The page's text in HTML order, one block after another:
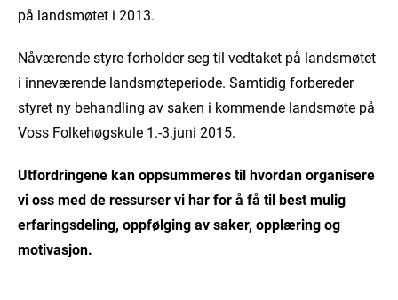
på landsmøtet i 2013.
Nåværende styre forholder seg til vedtaket på landsmøtet
i inneværende landsmøteperiode. Samtidig forbereder
styret ny behandling av saken i kommende landsmøte på
Voss Folkehøgskule 1.-3.juni 2015.
Utfordringene kan oppsummeres til hvordan organisere
vi oss med de ressurser vi har for å få til best mulig
erfaringsdeling, oppfølging av saker, opplæring og
motivasjon.